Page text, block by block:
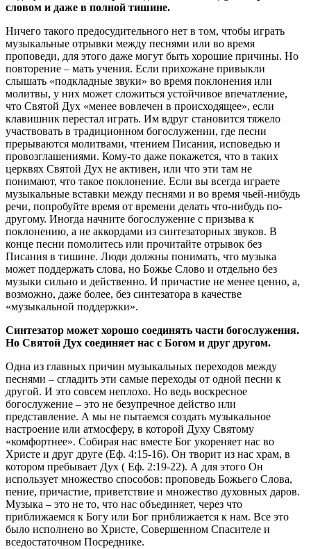
словом и даже в полной тишине.
Ничего такого предосудительного нет в том, чтобы играть
музыкальные отрывки между песнями или во время
проповеди, для этого даже могут быть хорошие причины. Но
повторение – мать учения. Если прихожане привыкли
слышать «подкладные звуки» во время поклонения или
молитвы, у них может сложиться устойчивое впечатление,
что Святой Дух «менее вовлечен в происходящее», если
клавишник перестал играть. Им вдруг становится тяжело
участвовать в традиционном богослужении, где песни
прерываются молитвами, чтением Писания, исповедью и
провозглашениями. Кому-то даже покажется, что в таких
церквях Святой Дух не активен, или что эти там не
понимают, что такое поклонение. Если вы всегда играете
музыкальные вставки между песнями и во время чьей-нибудь
речи, попробуйте время от времени делать что-нибудь по-
другому. Иногда начните богослужение с призыва к
поклонению, а не аккордами из синтезаторных звуков. В
конце песни помолитесь или прочитайте отрывок без
Писания в тишине. Люди должны понимать, что музыка
может поддержать слова, но Божье Слово и отдельно без
музыки сильно и действенно. И причастие не менее ценно, а,
возможно, даже более, без синтезатора в качестве
«музыкальной поддержки».
Синтезатор может хорошо соединять части богослужения.
Но Святой Дух соединяет нас с Богом и друг другом.
Одна из главных причин музыкальных переходов между
песнями – сгладить эти самые переходы от одной песни к
другой. И это совсем неплохо. Но ведь воскресное
богослужение – это не безупречное действо или
представление. А мы не пытаемся создать музыкальное
настроение или атмосферу, в которой Духу Святому
«комфортнее». Собирая нас вместе Бог укореняет нас во
Христе и друг друге (Еф. 4:15-16). Он творит из нас храм, в
котором пребывает Дух ( Еф. 2:19-22). А для этого Он
использует множество способов: проповедь Божьего Слова,
пение, причастие, приветствие и множество духовных даров.
Музыка – это не то, что нас объединяет, через что
приближаемся к Богу или Бог приближается к нам. Все это
было исполнено во Христе, Совершенном Спасителе и
вседостаточном Посреднике.